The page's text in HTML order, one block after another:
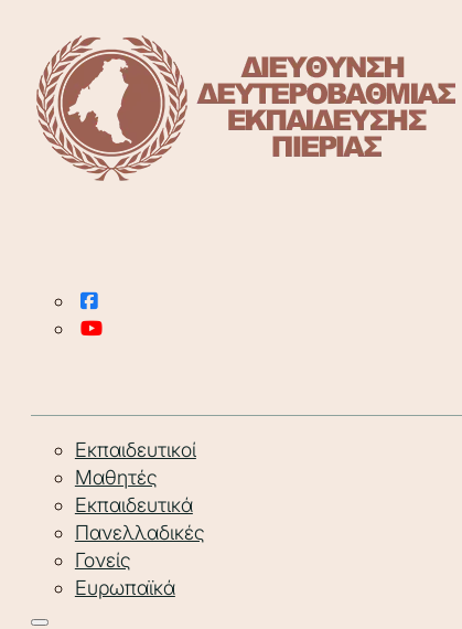
Εκπαιδευτικοί
Μαθητές
Εκπαιδευτικά
Πανελλαδικές
Γονείς
Ευρωπαϊκά